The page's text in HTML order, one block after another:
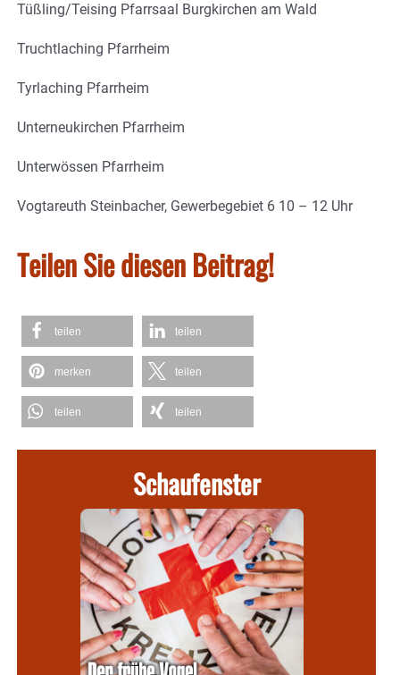
Tüßling/Teising Pfarrsaal Burgkirchen am Wald
Truchtlaching Pfarrheim
Tyrlaching Pfarrheim
Unterneukirchen Pfarrheim
Unterwössen Pfarrheim
Vogtareuth Steinbacher, Gewerbegebiet 6 10 – 12 Uhr
Teilen Sie diesen Beitrag!
teilen teilen
merken teilen
teilen teilen
Schaufenster